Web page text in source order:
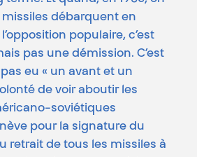
débarquent en
populaire, c’est
pas une démission. C’est
eu « un avant et un
de voir aboutir les
soviétiques
pour la signature du
retrait de tous les missiles à